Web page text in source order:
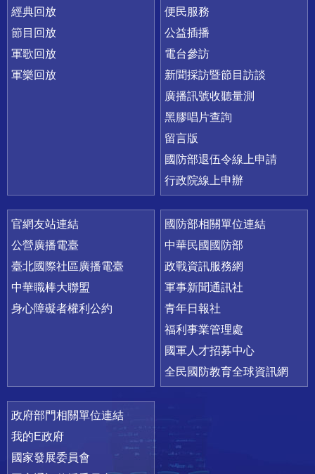
經典回放
節目回放
軍歌回放
軍樂回放
便民服務
公益插播
電台參訪
新聞採訪暨節目訪談
廣播訊號收聽量測
黑膠唱片查詢
留言版
國防部退伍令線上申請
行政院線上申辦
官網友站連結
公營廣播電臺
臺北國際社區廣播電臺
中華職棒大聯盟
身心障礙者權利公約
國防部相關單位連結
中華民國國防部
政戰資訊服務網
軍事新聞通訊社
青年日報社
福利事業管理處
國軍人才招募中心
全民國防教育全球資訊網
政府部門相關單位連結
我的E政府
國家發展委員會